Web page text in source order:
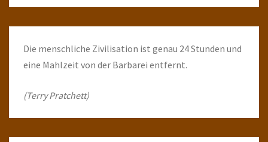
Die menschliche Zivilisation ist genau 24 Stunden und
eine Mahlzeit von der Barbarei entfernt.
(Terry Pratchett)